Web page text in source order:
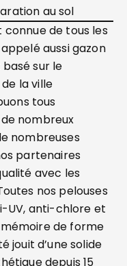
au sol
connue de tous les
aussi gazon
sur le
la ville
tous
nombreux
nombreuses
partenaires
avec les
nos pelouses
UV, anti-chlore et
de forme
jouit d’une solide
depuis 15